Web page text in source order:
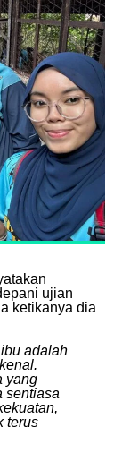
ujian
ketikanya dia
adalah
yang
sentiasa
terus